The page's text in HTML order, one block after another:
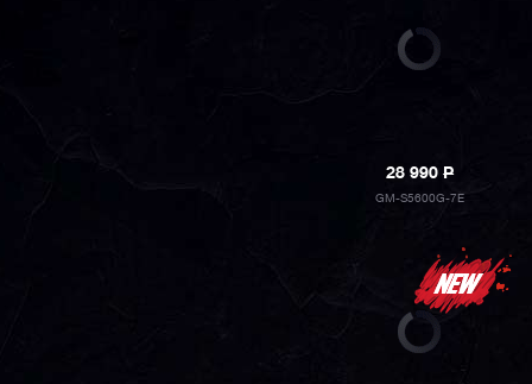
28 990P
GM-S5600G-7E